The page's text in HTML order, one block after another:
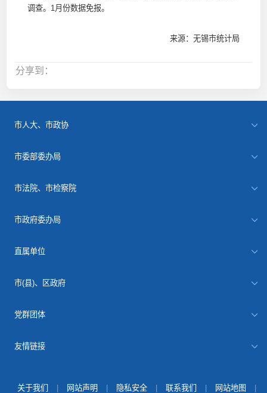
调查。1月份数据免报。
来源：无锡市统计局
分享到：
市人大、市政协
市委部委办局
市法院、市检察院
市政府委办局
直属单位
市(县)、区政府
党群团体
友情链接
关于我们 网站声明 隐私安全 联系我们 网站地图